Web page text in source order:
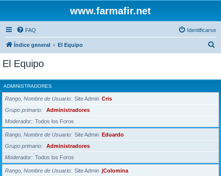
www.farmafir.net
FAQ Identificarse
Índice general El Equipo
c
a
El Equipo
ADMINISTRADORES
Rango, Nombre de Usuario Site Admin Cris
Grupo primario
Administradores
Moderador
Todos los Foros
Rango, Nombre de Usuario Site Admin Eduardo
Grupo primario
Administradores
Moderador
Todos los Foros
Rango, Nombre de Usuario Site Admin jColomina